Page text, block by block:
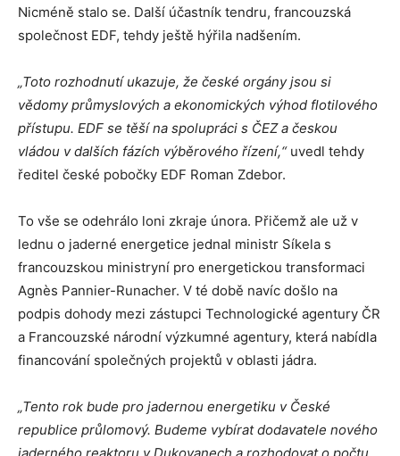
Nicméně stalo se. Další účastník tendru, francouzská
společnost EDF, tehdy ještě hýřila nadšením.
„Toto rozhodnutí ukazuje, že české orgány jsou si
vědomy průmyslových a ekonomických výhod flotilového
přístupu. EDF se těší na spolupráci s ČEZ a českou
vládou v dalších fázích výběrového řízení,“uvedl tehdy
ředitel české pobočky EDF Roman Zdebor.
To vše se odehrálo loni zkraje února. Přičemž ale už v
lednu o jaderné energetice jednal ministr Síkela s
francouzskou ministryní pro energetickou transformaci
Agnès Pannier-Runacher. V té době navíc došlo na
podpis dohody mezi zástupci Technologické agentury ČR
a Francouzské národní výzkumné agentury, která nabídla
financování společných projektů v oblasti jádra.
„Tento rok bude pro jadernou energetiku v České
republice průlomový. Budeme vybírat dodavatele nového